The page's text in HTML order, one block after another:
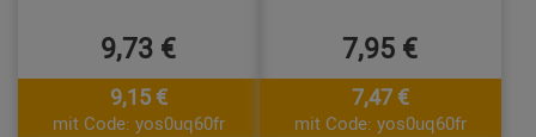
9,73 €
9,15 €
mit Code: yos0uq60fr
7,95 €
7,47 €
mit Code: yos0uq60fr